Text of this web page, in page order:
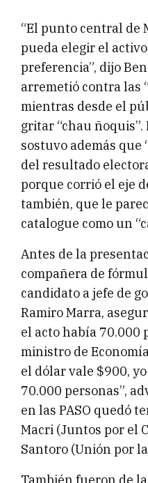
“El punto central de
pueda elegir el
preferencia”, dijo
arremetió contra las
mientras desde el
gritar “chau
sostuvo además
del resultado
porque corrió el eje
también, que le
catalogue como un
Antes de la
compañera de
candidato a jefe de
Ramiro Marra,
el acto había 70.000
ministro de
el dólar vale $900,
70.000 personas”,
en las PASO quedó
Macri (Juntos por el
Santoro (Unión por